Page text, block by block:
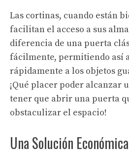
Las cortinas, cuando están
facilitan el acceso a sus
diferencia de una puerta
fácilmente, permitiendo así
rápidamente a los objetos
¡Qué placer poder alcanzar
tener que abrir una puerta
obstaculizar el espacio!
Una Solución Económica